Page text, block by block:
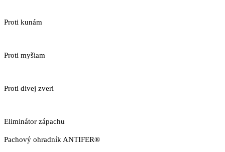
Proti kunám
Proti myšiam
Proti divej zveri
Eliminátor zápachu
Pachový ohradník ANTIFER®